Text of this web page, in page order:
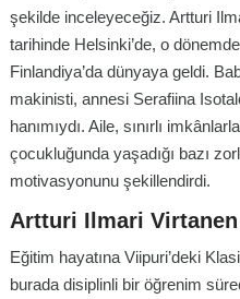
şekilde inceleyeceğiz. Artturi
tarihinde Helsinki’de, o
Finlandiya’da dünyaya geldi.
makinisti, annesi Serafiina
hanımıydı. Aile, sınırlı
çocukluğunda yaşadığı bazı
motivasyonunu şekillendirdi.
Artturi Ilmari Virtanen
Eğitim hayatına Viipuri’deki
burada disiplinli bir öğrenim